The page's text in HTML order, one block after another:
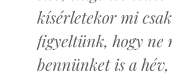
kísérletekor mi
figyeltünk, hogy ne
bennünket is a